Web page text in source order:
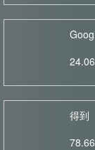
得到